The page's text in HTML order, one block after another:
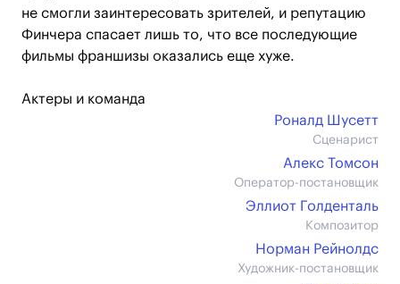
не смогли заинтересовать зрителей, и репутацию
Финчера спасает лишь то, что все последующие
фильмы франшизы оказались еще хуже.
Актеры и команда
Роналд Шусетт
Сценарист
Алекс Томсон
Оператор-постановщик
Эллиот Голденталь
Композитор
Норман Рейнолдс
Художник-постановщик